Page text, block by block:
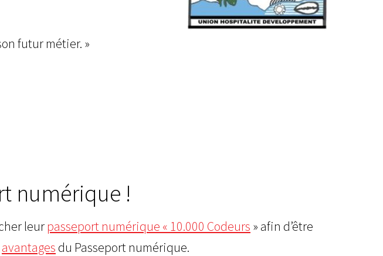
futur métier. »
numérique !
leur passeport numérique « 10.000 Codeurs » afin d’être
avantages du Passeport numérique.